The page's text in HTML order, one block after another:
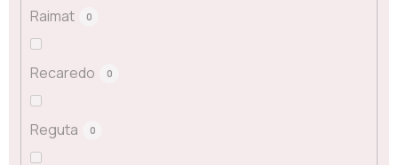
Raimat 0
Recaredo 0
Reguta 0